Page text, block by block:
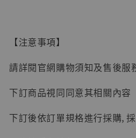
【現貨】BJSTUDIO
NT$ 4,980
NT$ 5,300
【注意事項】
請詳閱官網購物須知及售後服
下訂商品視同同意其相關內容
下訂後依訂單規格進行採購,